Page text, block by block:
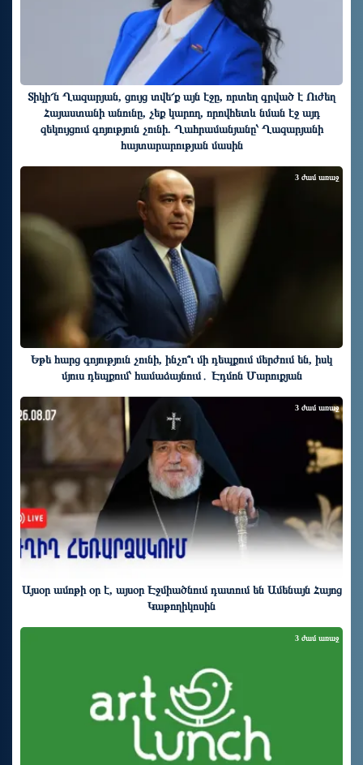
Տիկի՜ն Ղազարյան, ցույց տվե՜ք այն էջը, որտեղ գրված է Ուժեղ
Հայաստանի անունը, չեք կարող, որովհետև նման էջ այդ
զեկույցում գոյություն չունի. Ղահրամանյանը՝ Ղազարյանի
հայտարարության մասին
Եթե հարց գոյություն չունի, ինչո՞ւ մի դեպքում մերժում են, իսկ
մյուս դեպքում՝ համաձայնում․ Էդմոն Մարուքյան
3 ժամ առաջ
Այսօր ամոթի օր է, այսօր Էջմիածնում դատում են Ամենայն Հայոց
Կաթողիկոսին
3 ժամ առաջ
3 ժամ առաջ